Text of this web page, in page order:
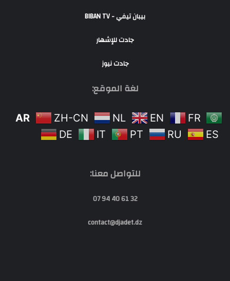
بيبان تيفي - BIBAN TV
جادت للإشهار
جادت نيوز
لغة الموقع:
AR ZH-CN NL EN
FR
DE
IT PT RU ES
للتواصل معنا:
32 61 40 94 07
contact@djadet.dz